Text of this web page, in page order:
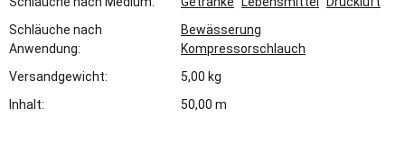
Schläuche nach
Anwendung:
Bewässerung
Kompressorschlauch
Versandgewicht:
5,00 kg
Inhalt:
50,00 m